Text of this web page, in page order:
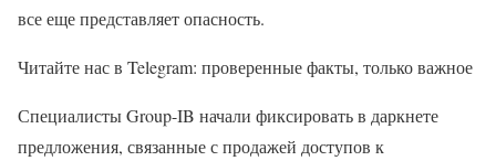
все еще представляет опасность.
Читайте нас в Telegram: проверенные факты, только важное
Специалисты Group-IB начали фиксировать в даркнете
предложения, связанные с продажей доступов к